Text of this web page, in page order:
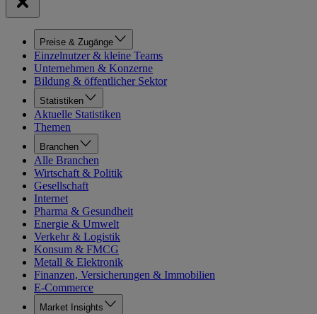
Preise & Zugänge
Einzelnutzer & kleine Teams
Unternehmen & Konzerne
Bildung & öffentlicher Sektor
Statistiken
Aktuelle Statistiken
Themen
Branchen
Alle Branchen
Wirtschaft & Politik
Gesellschaft
Internet
Pharma & Gesundheit
Energie & Umwelt
Verkehr & Logistik
Konsum & FMCG
Metall & Elektronik
Finanzen, Versicherungen & Immobilien
E-Commerce
Market Insights